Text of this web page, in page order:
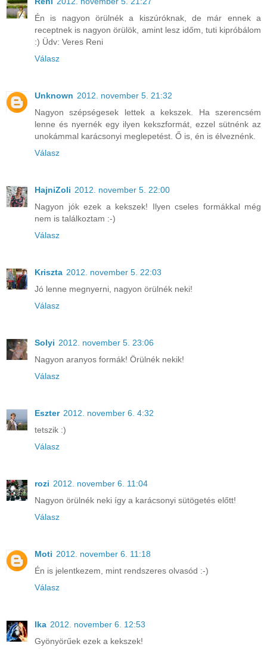
Én is nagyon örülnék a kiszúróknak, de már ennek a
receptnek is nagyon örülök, amint lesz időm, tuti kipróbálom
:) Üdv: Veres Reni
Válasz
Unknown 2012. november 5. 21:32
Nagyon szépségesek lettek a kekszek. Ha szerencsém
lenne és nyernék egy ilyen kekszformát, ezzel sütnénk az
unokámmal karácsonyi meglepetést. Ő is, én is élveznénk.
Válasz
HajniZoli 2012. november 5. 22:00
Nagyon jók ezek a kekszek! Ilyen cseles formákkal még
nem is találkoztam :-)
Válasz
Kriszta 2012. november 5. 22:03
Jó lenne megnyerni, nagyon örülnék neki!
Válasz
Solyi 2012. november 5. 23:06
Nagyon aranyos formák! Örülnék nekik!
Válasz
Eszter 2012. november 6. 4:32
tetszik :)
Válasz
rozi 2012. november 6. 11:04
Nagyon örülnék neki így a karácsonyi sütögetés előtt!
Válasz
Moti 2012. november 6. 11:18
Én is jelentkezem, mint rendszeres olvasód :-)
Válasz
Ika 2012. november 6. 12:53
Gyönyörűek ezek a kekszek!